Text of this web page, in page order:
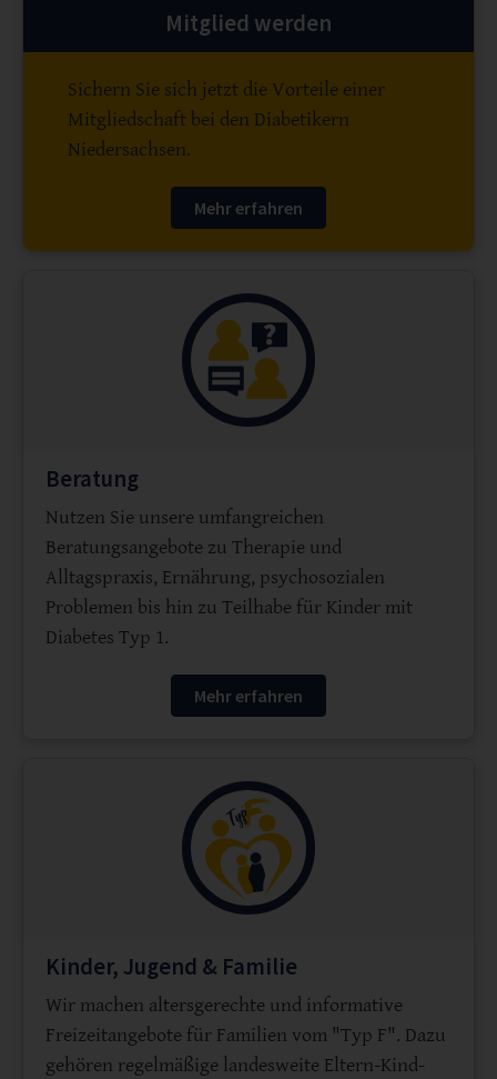
Mitglied werden
Sichern Sie sich jetzt die Vorteile einer
Mitgliedschaft bei den Diabetikern
Niedersachsen.
Mehr erfahren
Beratung
Nutzen Sie unsere umfangreichen
Beratungsangebote zu Therapie und
Alltagspraxis, Ernährung, psychosozialen
Problemen bis hin zu Teilhabe für Kinder mit
Diabetes Typ 1.
Mehr erfahren
Kinder, Jugend & Familie
Wir machen altersgerechte und informative
Freizeitangebote für Familien vom "Typ F". Dazu
gehören regelmäßige landesweite Eltern-Kind-